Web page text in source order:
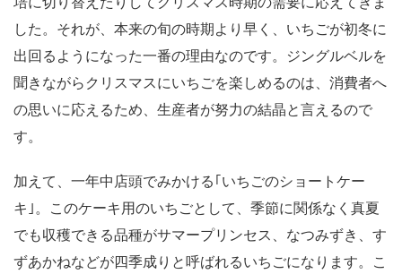
した。それが、本来の旬の時期より早く、いちごが初冬に
出回るようになった一番の理由なのです。ジングルベルを
聞きながらクリスマスにいちごを楽しめるのは、消費者へ
の思いに応えるため、生産者が努力の結晶と言えるので
す。
加えて、一年中店頭でみかける｢いちごのショートケー
キ｣。このケーキ用のいちごとして、季節に関係なく真夏
でも収穫できる品種がサマープリンセス、なつみずき、す
ずあかねなどが四季成りと呼ばれるいちごになります。こ